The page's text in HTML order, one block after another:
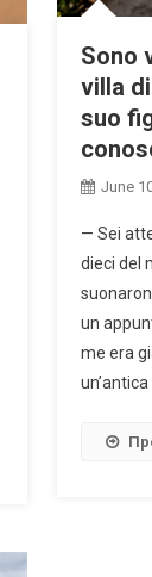
Sono
villa
suo
June
— Sei
dieci del
un
me era